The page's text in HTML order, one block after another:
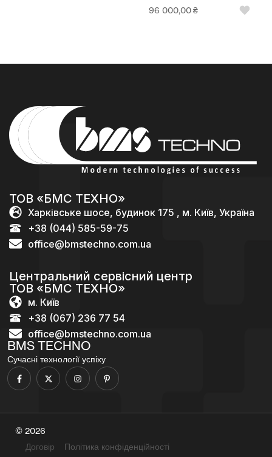
96 000,00₴
BMS TECHNO
Сучасні технології успіху
ТОВ «БМС ТЕХНО»
Харківське шосе, будинок 175 , м. Київ, Україна
+38 (044) 585-59-75
office@bmstechno.com.ua
Центральний сервісний центр
ТОВ «БМС ТЕХНО»
м. Київ
+38 (067) 236 77 54
office@bmstechno.com.ua
© 2026
Договір
Політика конфіденційності